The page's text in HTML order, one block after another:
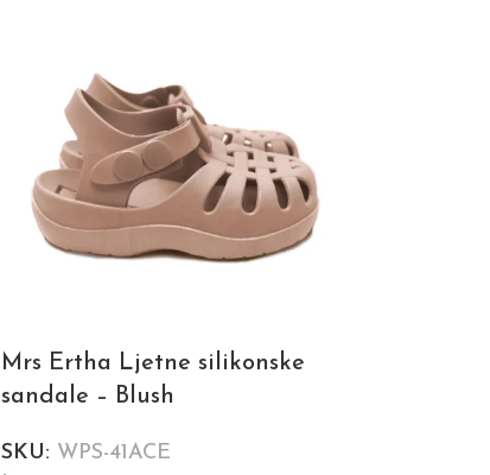
Mrs Ertha Ljetne silikonske
sandale – Blush
SKU: WPS-41ACE